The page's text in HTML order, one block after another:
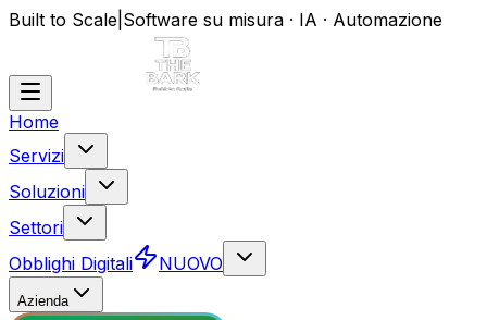
Built to Scale Software su misura · IA · Automazione
Home
Servizi
Soluzioni
Settori
Obblighi Digitali
NUOVO
Azienda